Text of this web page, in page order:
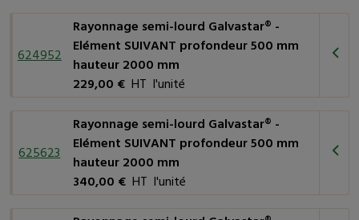
624952
Rayonnage semi-lourd Galvastar® -
Elément SUIVANT profondeur 500 mm
hauteur 2000 mm
229,00 €HT l'unité
625623
Rayonnage semi-lourd Galvastar® -
Elément SUIVANT profondeur 500 mm
hauteur 2000 mm
340,00 €HT l'unité